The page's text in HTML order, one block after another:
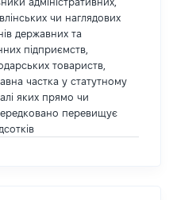
чи наглядових
державних та
підприємств,
товариств,
частка у статутному
яких прямо чи
перевищує